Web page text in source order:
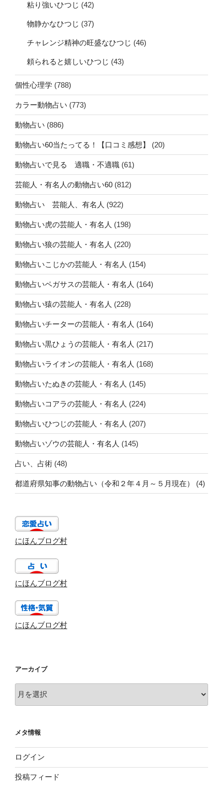
粘り強いひつじ (42)
物静かなひつじ (37)
チャレンジ精神の旺盛なひつじ (46)
頼られると嬉しいひつじ (43)
個性心理学 (788)
カラー動物占い (773)
動物占い (886)
動物占い60当たってる！【口コミ感想】 (20)
動物占いで見る 適職・不適職 (61)
芸能人・有名人の動物占い60 (812)
動物占い 芸能人、有名人 (922)
動物占い虎の芸能人・有名人 (198)
動物占い狼の芸能人・有名人 (220)
動物占いこじかの芸能人・有名人 (154)
動物占いペガサスの芸能人・有名人 (164)
動物占い猿の芸能人・有名人 (228)
動物占いチーターの芸能人・有名人 (164)
動物占い黒ひょうの芸能人・有名人 (217)
動物占いライオンの芸能人・有名人 (168)
動物占いたぬきの芸能人・有名人 (145)
動物占いコアラの芸能人・有名人 (224)
動物占いひつじの芸能人・有名人 (207)
動物占いゾウの芸能人・有名人 (145)
占い、占術 (48)
都道府県知事の動物占い（令和２年４月～５月現在） (4)
にほんブログ村
にほんブログ村
にほんブログ村
アーカイブ
ー
ブ
メタ情報
ログイン
投稿フィード